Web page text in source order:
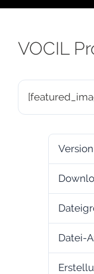
VOCIL
Version
Datei-